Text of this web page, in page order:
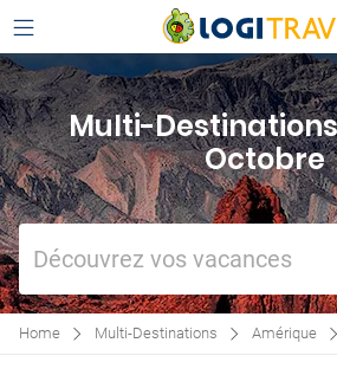
Multi-
Octobre
Découvrez vos vacances
Home Multi-Destinations Amérique